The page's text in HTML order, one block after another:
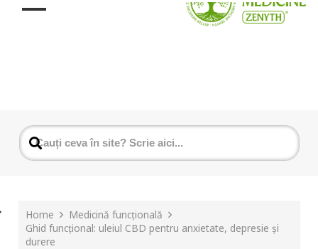
Home
Medicină funcțională
Ghid funcțional: uleiul CBD pentru anxietate, depresie și
durere